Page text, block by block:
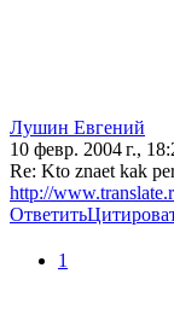
Лушин Евгений
10 февр. 2004 г.,
Re: Kto znaet kak
http://
Ответить
1